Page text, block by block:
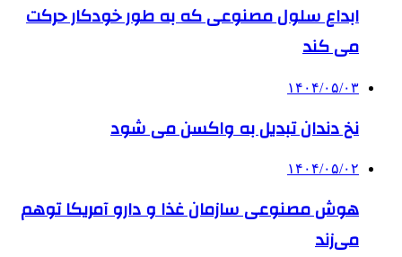
ابداع سلول مصنوعی که به طور خودکار حرکت
می کند
۱۴۰۴/۰۵/۰۳
نخ دندان تبدیل به واکسن می شود
۱۴۰۴/۰۵/۰۲
هوش مصنوعی سازمان غذا و دارو آمریکا توهم
می‌زند